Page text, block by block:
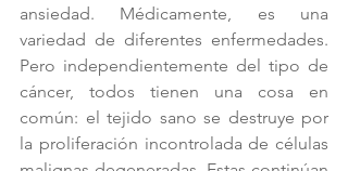
ansiedad. Médicamente, es una
variedad de diferentes enfermedades.
Pero independientemente del tipo de
cáncer, todos tienen una cosa en
común: el tejido sano se destruye por
la proliferación incontrolada de células